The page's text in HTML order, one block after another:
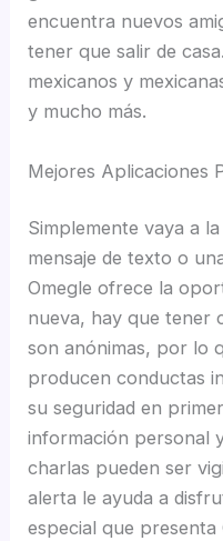
encuentra nuevos
tener que salir de
mexicanos y
y mucho más.
Mejores Aplicaciones
Simplemente vaya a
mensaje de texto o
Omegle ofrece la
nueva, hay que tener
son anónimas, por lo
producen conductas
su seguridad en
información personal
charlas pueden ser
alerta le ayuda a
especial que